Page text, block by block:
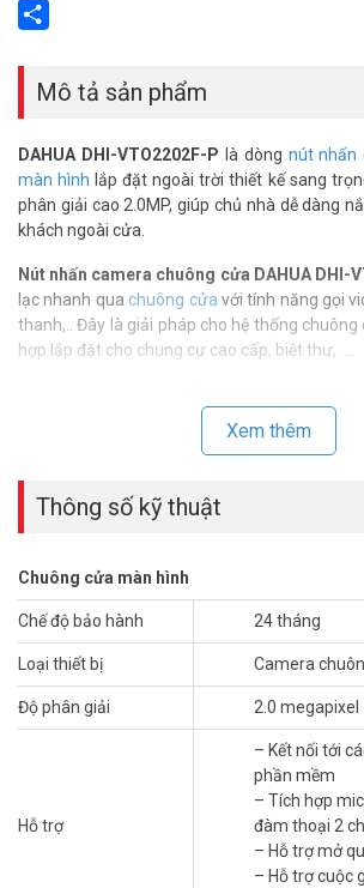
Email
Mô tả sản phẩm
DAHUA DHI-VTO2202F-P là dòng nút nhấn
màn hình lắp đặt ngoài trời thiết kế sang
phân giải cao 2.0MP, giúp chủ nhà dễ dàng
khách ngoài cửa.
Nút nhấn camera chuông cửa DAHUA DHI-
lạc nhanh qua chuông cửa với tính năng gọi
thanh,.. Đây là giải pháp cho hệ thống chuông
hợp lắp đặt cho chung cư cao cấp, biệt thư, ….
chuông cửa DAHUA DHI-
– Hỗ trợ quan sát ban đêm
– Kết nối tới các smart phone qua phần mềm
– Hỗ trợ mở qua cửa từ xa
– Hỗ trợ cuộc gọi theo nhóm
– Chất liệu kim loại, IP65, IK07
– Nguồn điện DC 12V
– Kích thước 130mm × 96mm × 28.5mm
– Trọng lượng: 350g.
– Xuất xứ: Thương hiệu Trung Quốc.
Đặt mua hàng Online ngay hôm nay để
Facebook
Xem thêm
Thông số kỹ thuật
Chuông cửa màn hình
Chế độ bảo hành 24 tháng
Loại thiết bị Camera
Độ phân giải 2.0 megapixel
Hỗ trợ
– Kết nối tới
phần mềm
– Tích hợp
đàm thoại 2
– Hỗ trợ mở
– Hỗ trợ cuộc